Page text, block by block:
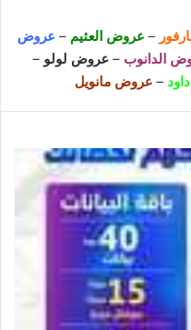
– عروض العثيم – عروض
الدانوب – عروض لولو –
– عروض مانويل